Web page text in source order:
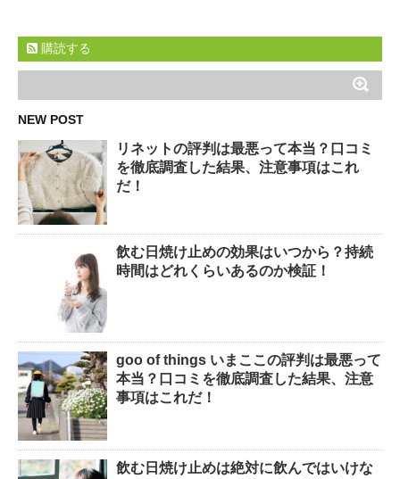
購読する
NEW POST
リネットの評判は最悪って本当？口コミ
を徹底調査した結果、注意事項はこれ
だ！
飲む日焼け止めの効果はいつから？持続
時間はどれくらいあるのか検証！
goo of things いまここの評判は最悪って
本当？口コミを徹底調査した結果、注意
事項はこれだ！
飲む日焼け止めは絶対に飲んではいけな